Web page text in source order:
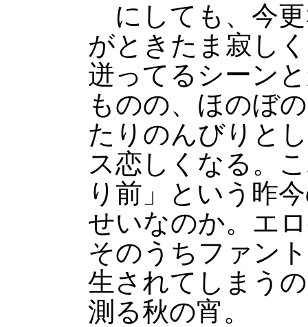
にしても、今
がときたま寂し
迸ってるシーン
ものの、ほのぼ
たりのんびりと
ス恋しくなる。
り前」という昨
せいなのか。エ
そのうちファン
生されてしまう
測る秋の宵。